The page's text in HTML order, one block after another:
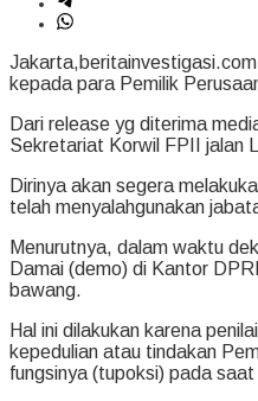
kepada para Pemilik
Dari release yg diterima
Sekretariat Korwil FPII jalan
Dirinya akan segera
telah menyalahgunakan
Menurutnya, dalam waktu
Damai (demo) di Kantor
bawang.
Hal ini dilakukan karena
kepedulian atau tindakan
fungsinya (tupoksi) pada saat